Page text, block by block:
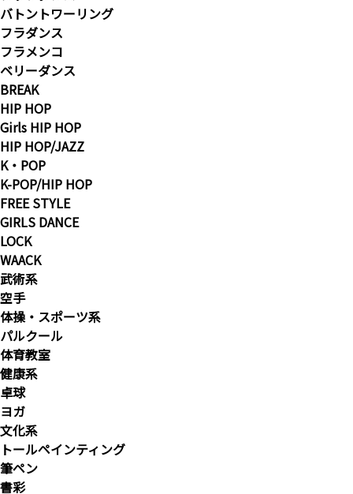
バトントワーリング
フラダンス
フラメンコ
ベリーダンス
BREAK
HIP HOP
Girls HIP HOP
HIP HOP/JAZZ
K・POP
K-POP/HIP HOP
FREE STYLE
GIRLS DANCE
LOCK
WAACK
武術系
空手
体操・スポーツ系
パルクール
体育教室
健康系
卓球
ヨガ
文化系
トールペインティング
筆ペン
書彩